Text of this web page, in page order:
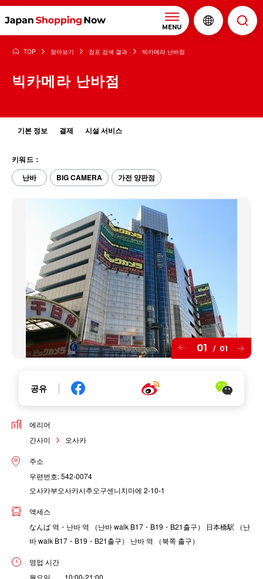
MENU
TOP 찾아보기 점포 검색 결과 빅카메라 난바점
빅카메라 난바점
기본 정보 결제 시설 서비스
키워드：
난바
BIG CAMERA 가전 양판점
01 / 01
공유
에리어
간사이
오사카
주소
우편번호: 542-0074
오사카부오사카시추오구센니치마에 2-10-1
액세스
なんば 역・난바 역 （난바 walk B17・B19・B21출구） 日本橋駅 （난
바 walk B17・B19・B21출구） 난바 역 （북쪽 출구）
영업 시간